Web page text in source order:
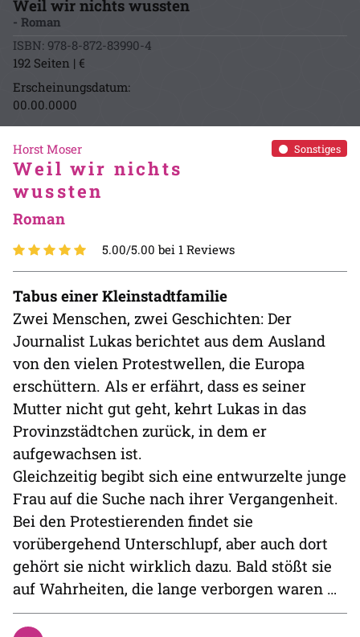
Weil wir nichts wussten
- Roman
ISBN: 978-8-872-83990-4
192 Seiten | €
Erscheinungsdatum:
00.00.0000
Sonstiges
Horst Moser
Weil wir nichts
wussten
Roman
5.00/5.00 bei 1 Reviews
Tabus einer Kleinstadtfamilie
Zwei Menschen, zwei Geschichten: Der
Journalist Lukas berichtet aus dem Ausland
von den vielen Protestwellen, die Europa
erschüttern. Als er erfährt, dass es seiner
Mutter nicht gut geht, kehrt Lukas in das
Provinzstädtchen zurück, in dem er
aufgewachsen ist.
Gleichzeitig begibt sich eine entwurzelte junge
Frau auf die Suche nach ihrer Vergangenheit.
Bei den Protestierenden findet sie
vorübergehend Unterschlupf, aber auch dort
gehört sie nicht wirklich dazu. Bald stößt sie
auf Wahrheiten, die lange verborgen waren …